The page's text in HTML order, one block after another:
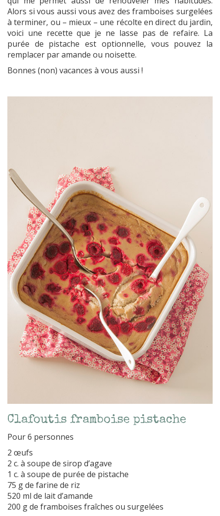
Alors si vous aussi vous avez des framboises surgelées
à terminer, ou – mieux – une récolte en direct du jardin,
voici une recette que je ne lasse pas de refaire. La
purée de pistache est optionnelle, vous pouvez la
remplacer par amande ou noisette.
Bonnes (non) vacances à vous aussi !
Clafoutis framboise pistache
Pour 6 personnes
2 œufs
2 c. à soupe de sirop d’agave
1 c. à soupe de purée de pistache
75 g de farine de riz
520 ml de lait d’amande
200 g de framboises fraîches ou surgelées